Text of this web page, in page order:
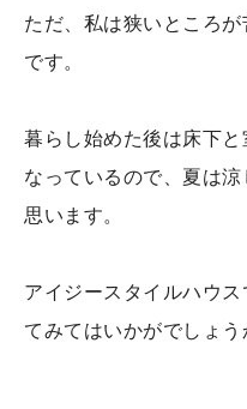
ただ、私は狭いところ
です。
暮らし始めた後は床下
なっているので、夏は
思います。
アイジースタイルハウ
てみてはいかがでしょう